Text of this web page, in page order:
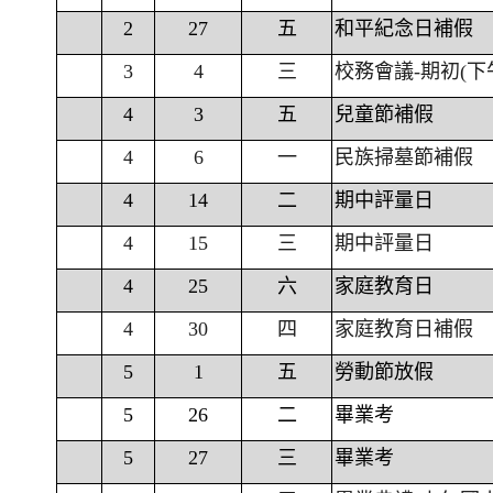
2 27 五
和平紀念日補假
3
4 三
校務會議-期初(下
4
3 五
兒童節補假
4
6 一
民族掃墓節補假
4
14 二
期中評量日
4
15 三
期中評量日
4
25 六
家庭教育日
4
30 四
家庭教育日補假
5
1 五
勞動節放假
5
26 二
畢業考
5
27 三
畢業考